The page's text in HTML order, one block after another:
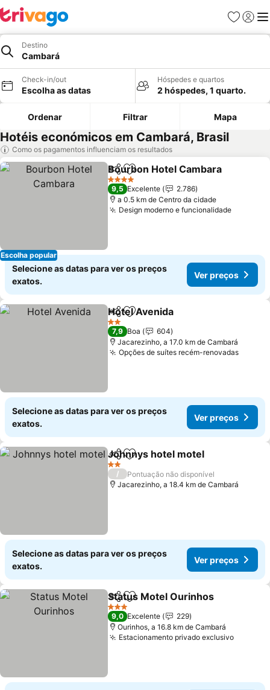
Favoritos
Iniciar
Destino
Cambará
Check-in/out
Escolha as datas
Hóspedes e quartos
2 hóspedes, 1 quarto.
Ordenar Filtrar Mapa
Hotéis económicos em Cambará, Brasil
Como os pagamentos influenciam os resultados
Escolha popular
PartilharAdicionar aos favoritos
Bourbon Hotel Cambara
4 Estrelas
9,5 Excelente
2.786
a 0.5 km de Centro da cidade
Design moderno e funcionalidade
Selecione as datas para ver os preços
exatos.
Ver preços
PartilharAdicionar aos favoritos
Hotel Avenida
2 Estrelas
7,9 Boa
604
Jacarezinho, a 17.0 km de Cambará
Opções de suítes recém-renovadas
Selecione as datas para ver os preços
exatos.
Ver preços
PartilharAdicionar aos favoritos
Johnnys hotel motel
2 Estrelas
/
Pontuação não disponível
Jacarezinho, a 18.4 km de Cambará
Selecione as datas para ver os preços
exatos.
Ver preços
PartilharAdicionar aos favoritos
Status Motel Ourinhos
3 Estrelas
9,0 Excelente
229
Ourinhos, a 16.8 km de Cambará
Estacionamento privado exclusivo